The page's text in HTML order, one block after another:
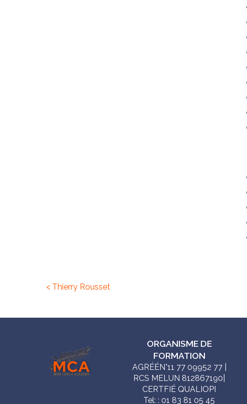
< Thierry Rousset
ORGANISME DE
FORMATION
AGRÉÉN°11 77 09952 77 |
RCS MELUN 812867190|
CERTFIÉ QUALIOPI
Tel: : 01 83 81 05 45